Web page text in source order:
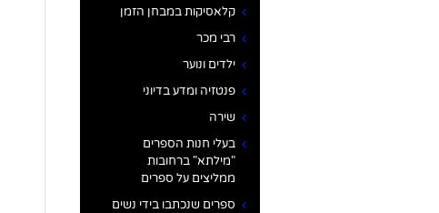
קלאסיקות במבחן הזמן
רבי מכר
ילדים ונוער
פנטזיה ומדע בדיוני
שירה
בעלי חנות הספרים
"מילתא" ברחובות
ממליצים על ספרים
ספרים שנכתבו בידי נשים